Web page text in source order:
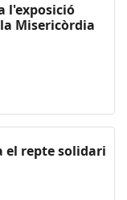
l'exposició
Misericòrdia
el repte solidari